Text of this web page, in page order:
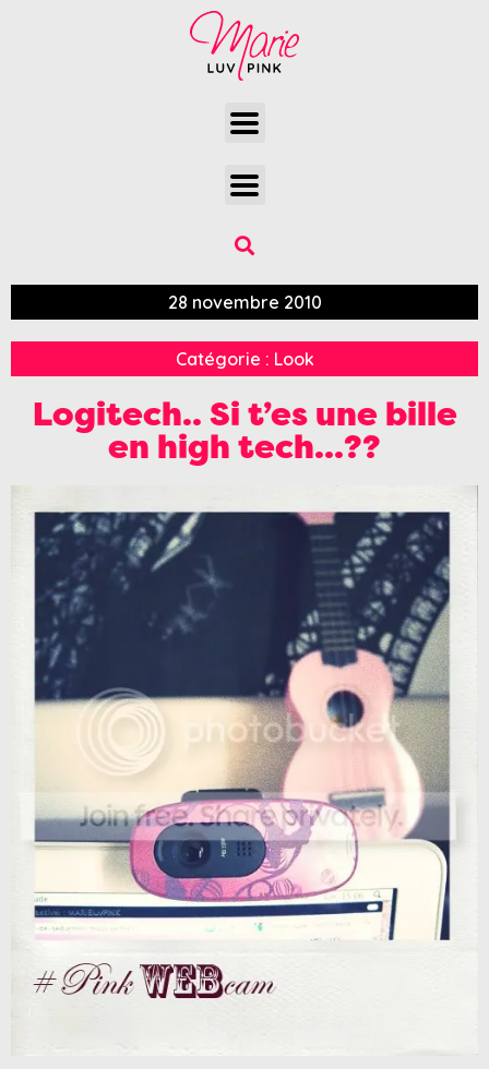
28 novembre 2010
Catégorie : Look
Logitech.. Si t’es une bille
en high tech…??